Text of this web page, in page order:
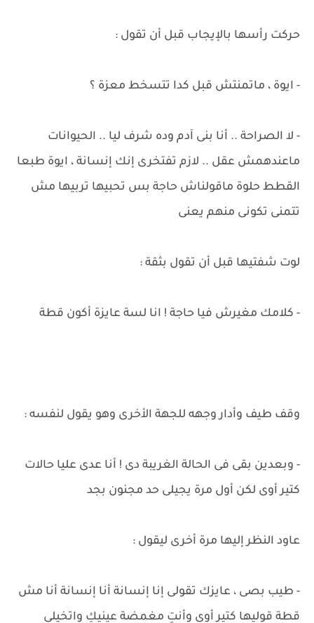
حركت رأسها بالإيجاب قبل أن تقول :
- ايوة ، ماتمنتش قبل كدا تتسخط معزة ؟
- لا الصراحة .. أنا بنى آدم وده شرف ليا .. الحيوانات
ماعندهمش عقل .. لازم تفتخرى إنك إنسانة ، ايوة طبعا
القطط حلوة ماقولناش حاجة بس تحبيها تربيها مش
تتمنى تكونى منهم يعنى
لوت شفتيها قبل أن تقول بثقة :
- كلامك مغيرش فيا حاجة ! انا لسة عايزة أكون قطة
وقف طيف وأدار وجهه للجهة الأخرى وهو يقول لنفسه :
- وبعدين بقى فى الحالة الغريبة دى ! أنا عدى عليا حالات
كتير أوى لكن أول مرة يجيلى حد مجنون بجد
عاود النظر إليها مرة أخرى ليقول :
- طيب بصى ، عايزك تقولى إنا إنسانة أنا إنسانة أنا مش
قطة قوليها كتير أوى وأنتِ مغمضة عينيكِ واتخيلى